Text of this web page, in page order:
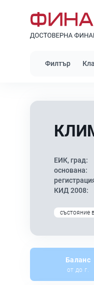
Филтър
ЕИК, град:
основана:
КИД 2008:
състояние
Баланс
от до г.